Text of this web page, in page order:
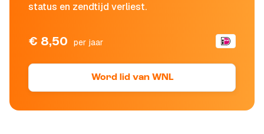
status en zendtijd verliest.
€ 8,50 per jaar
Word lid van WNL